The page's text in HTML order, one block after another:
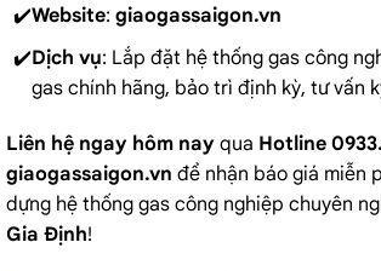
Website: giaogassaigon.vn
Dịch vụ: Lắp đặt hệ thống gas công
gas chính hãng, bảo trì định kỳ, tư vấn
Liên hệ ngay hôm nay qua Hotline
giaogassaigon.vn để nhận báo giá miễn
dựng hệ thống gas công nghiệp chuyên
Gia Định!